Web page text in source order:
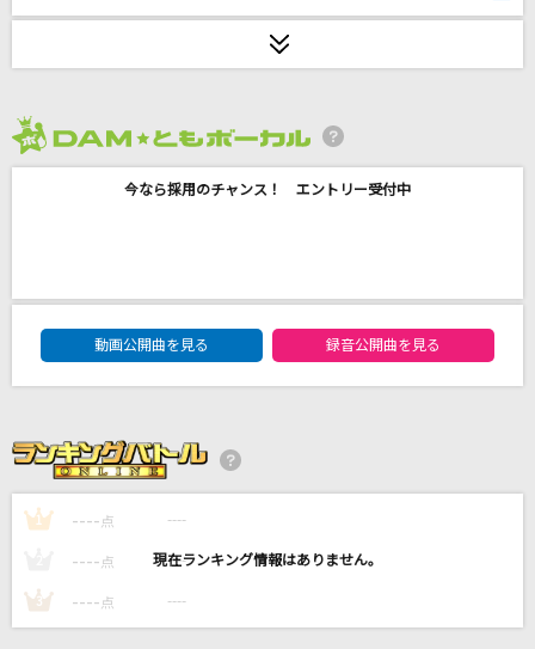
[生音]巡恋歌
[生音]あふれる涙が伝うとき
Ado
1986年のマリリン
[生音]アイノカタチ feat.HIDE(GReeeeN)
今なら採用のチャンス！ エントリー受付中
DAM★ともボーカルエントリーランキング
動画公開曲を見る
録音公開曲を見る
1 ---- 点 ----
---- 点 ----
3 ---- 点 ----